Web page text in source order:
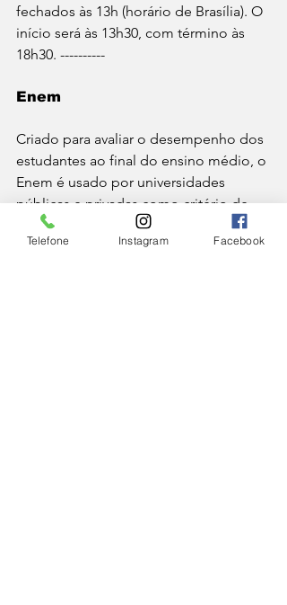
fechados às 13h (horário de Brasília). O
início será às 13h30, com término às
18h30. ----------
Enem
Criado para avaliar o desempenho dos
estudantes ao final do ensino médio, o
Enem é usado por universidades
públicas e privadas como critério de
seleção — seja de forma exclusiva ou
complementar, entre elas as
Telefone Instagram Facebook